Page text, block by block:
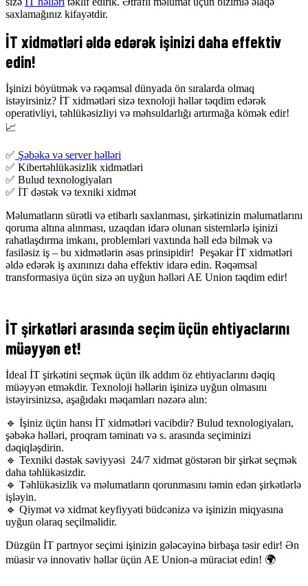
saxlamağınız kifayətdir.
İT xidmətləri əldə edərək işinizi daha effektiv
edin!
İşinizi böyütmək və rəqəmsal dünyada ön sıralarda olmaq
istəyirsiniz? İT xidmətləri sizə texnoloji həllər təqdim edərək
operativliyi, təhlükəsizliyi və məhsuldarlığı artırmağa kömək edir!
📈
✅ Şəbəkə və server həlləri
✅ Kibertəhlükəsizlik xidmətləri
✅ Bulud texnologiyaları
✅ İT dəstək və texniki xidmət
Məlumatların sürətli və etibarlı saxlanması, şirkətinizin məlumatlarını
qoruma altına alınması, uzaqdan idarə olunan sistemlərlə işinizi
rahatlaşdırma imkanı, problemləri vaxtında həll edə bilmək və
fasiləsiz iş – bu xidmətlərin əsas prinsipidir! Peşəkar İT xidmətləri
əldə edərək iş axınınızı daha effektiv idarə edin. Rəqəmsal
transformasiya üçün sizə ən uyğun həlləri AE Union təqdim edir!
İT şirkətləri arasında seçim üçün ehtiyaclarını
müəyyən et!
İdeal İT şirkətini seçmək üçün ilk addım öz ehtiyaclarını dəqiq
müəyyən etməkdir. Texnoloji həllərin işinizə uyğun olmasını
istəyirsinizsə, aşağıdakı məqamları nəzərə alın:
🔹 İşiniz üçün hansı İT xidmətləri vacibdir? Bulud texnologiyaları,
şəbəkə həlləri, proqram təminatı və s. arasında seçiminizi
dəqiqləşdirin.
🔹 Texniki dəstək səviyyəsi 24/7 xidmət göstərən bir şirkət seçmək
daha təhlükəsizdir.
🔹 Təhlükəsizlik və məlumatların qorunmasını təmin edən şirkətlərlə
işləyin.
🔹 Qiymət və xidmət keyfiyyəti büdcənizə və işinizin miqyasına
uyğun olaraq seçilməlidir.
Düzgün İT partnyor seçimi işinizin gələcəyinə birbaşa təsir edir! Ən
müasir və innovativ həllər üçün AE Union-a müraciət edin! 🌍